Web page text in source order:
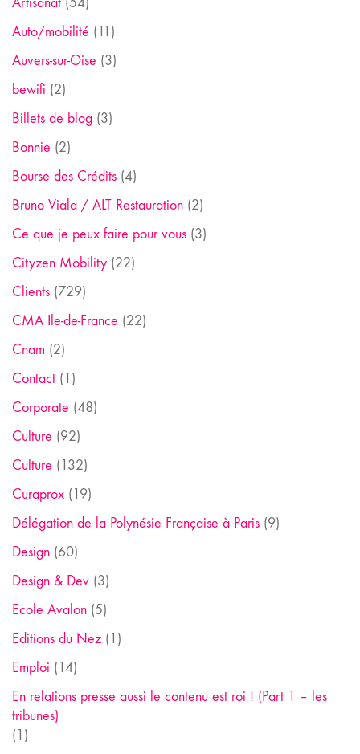
Auto/mobilité (11)
Auvers-sur-Oise (3)
bewifi (2)
Billets de blog (3)
Bonnie (2)
Bourse des Crédits (4)
Bruno Viala / ALT Restauration (2)
Ce que je peux faire pour vous (3)
Cityzen Mobility (22)
Clients (729)
CMA Ile-de-France (22)
Cnam (2)
Contact (1)
Corporate (48)
Culture (92)
Culture (132)
Curaprox (19)
Délégation de la Polynésie Française à Paris (9)
Design (60)
Design & Dev (3)
Ecole Avalon (5)
Editions du Nez (1)
Emploi (14)
En relations presse aussi le contenu est roi ! (Part 1 – les
tribunes)
(1)